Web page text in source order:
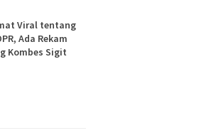
Viral tentang
Ada Rekam
Kombes Sigit